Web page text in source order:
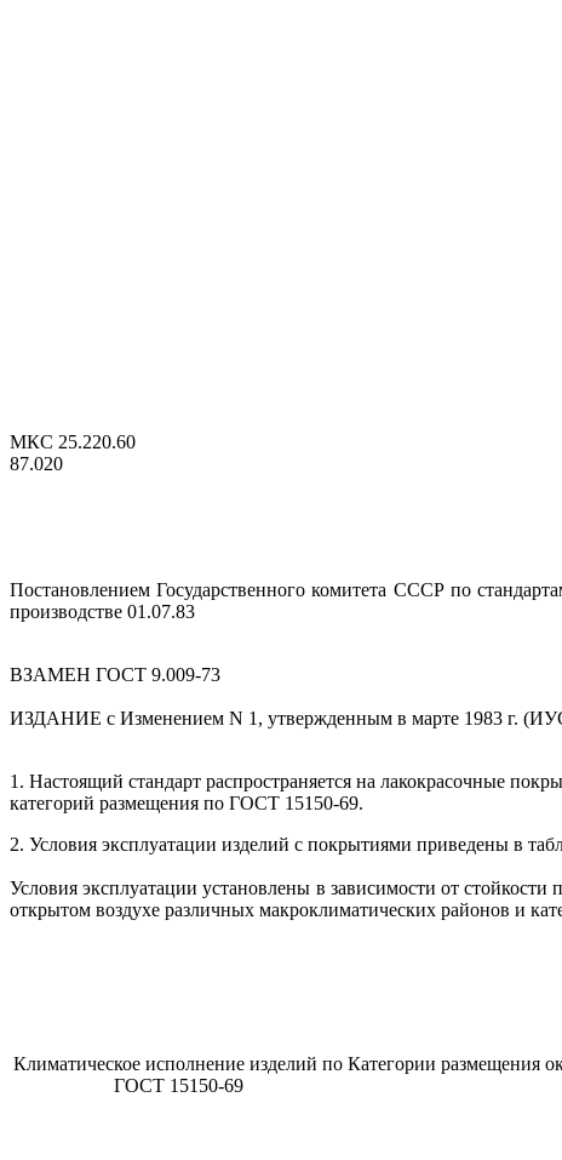
МКС 25.220.60
87.020
Постановлением Государственного комитета СССР по
производстве 01.07.83
ВЗАМЕН ГОСТ 9.009-73
ИЗДАНИЕ с Изменением N 1, утвержденным в марте 1983 г.
1. Настоящий стандарт распространяется на лакокрасочные
категорий размещения по ГОСТ 15150-69.
2. Условия эксплуатации изделий с покрытиями приведены в
Условия эксплуатации установлены в зависимости от
открытом воздухе различных макроклиматических районов и
Климатическое исполнение изделий по
ГОСТ 15150-69
Категории размещения